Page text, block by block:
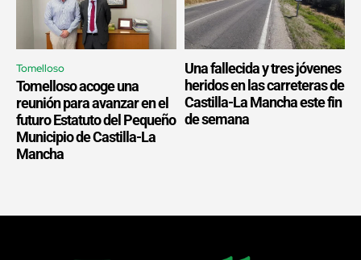
Tomelloso
Tomelloso acoge una
reunión para avanzar en el
futuro Estatuto del Pequeño
Municipio de Castilla-La
Mancha
Una fallecida y tres jóvenes
heridos en las carreteras de
Castilla-La Mancha este fin
de semana